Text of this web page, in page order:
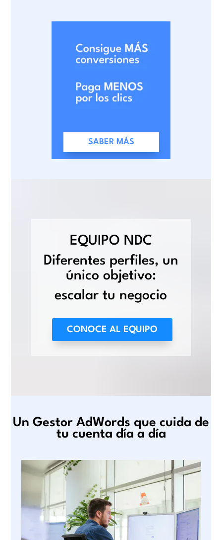
SABER MÁS
EQUIPO NDC
Diferentes perfiles, un
único objetivo:
escalar tu negocio
CONOCE AL EQUIPO
Un Gestor AdWords que cuida de
tu cuenta día a día